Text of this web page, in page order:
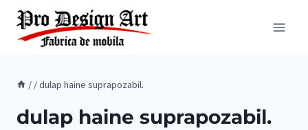
Skip
content
/ /dulap haine suprapozabil.
dulap haine suprapozabil.